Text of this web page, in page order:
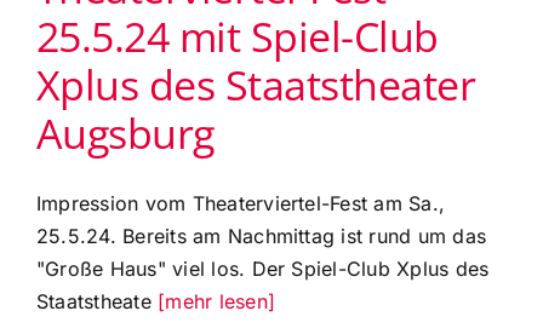
25.5.24 mit Spiel-Club
Xplus des Staatstheater
Augsburg
Impression vom Theaterviertel-Fest am Sa.,
25.5.24. Bereits am Nachmittag ist rund um das
"Große Haus" viel los. Der Spiel-Club Xplus des
Staatstheate [mehr lesen]